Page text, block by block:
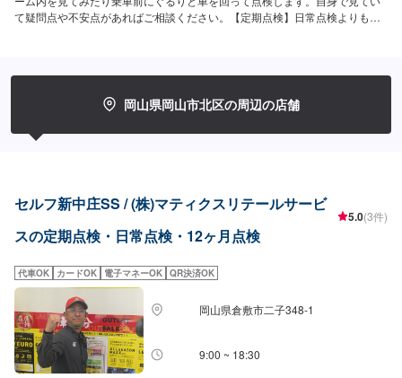
て疑問点や不安点があればご相談ください。【定期点検】日常点検よりも比
ぎましょう。＜１２ヶ月点検基本料金＞軽自動車：8,800円普通自動車：
11,000円お車の状態によっては追加で整備が必要な場合もあります。その場
ったことがあれば、詳細を記入しお問い合わせください。
岡山県岡山市北区の周辺の店舗
セルフ新中庄SS / (株)マティクスリテールサービ
スの定期点検・日常点検・12ヶ月点検
5.0(3件)
代車OK カードOK 電子マネーOK QR決済OK
岡山県倉敷市二子348-1
9:00 ~ 18:30